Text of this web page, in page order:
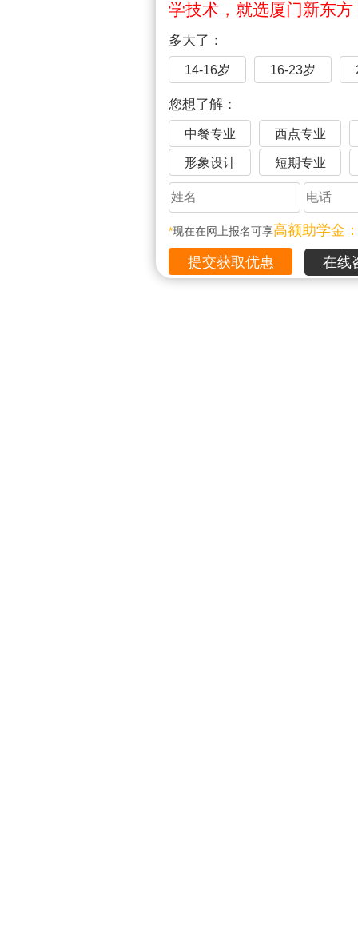
学技术，就选厦门新东方
多大了：
14-16岁 16-23岁
您想了解：
中餐专业 西点专业
形象设计 短期专业
*现在在网上报名可享高额助学金
在线